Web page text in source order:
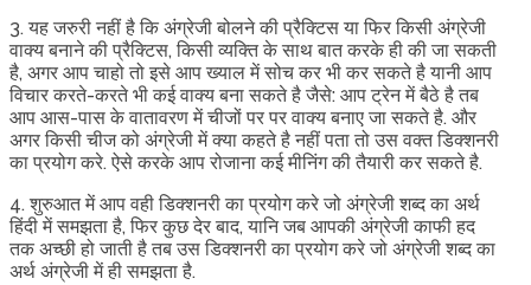
3. यह जरुरी नहीं है कि अंग्रेजी बोलने की प्रैक्टिस या फिर किसी अंग्रेजी
वाक्य बनाने की प्रैक्टिस, किसी व्यक्ति के साथ बात करके ही की जा सकती
है, अगर आप चाहो तो इसे आप ख्याल में सोच कर भी कर सकते है यानी आप
विचार करते-करते भी कई वाक्य बना सकते है जैसे: आप ट्रेन में बैठे है तब
आप आस-पास के वातावरण में चीजों पर पर वाक्य बनाए जा सकते है. और
अगर किसी चीज को अंग्रेजी में क्या कहते है नहीं पता तो उस वक्त डिक्शनरी
का प्रयोग करे. ऐसे करके आप रोजाना कई मीनिंग की तैयारी कर सकते है.
4. शुरुआत में आप वही डिक्शनरी का प्रयोग करे जो अंग्रेजी शब्द का अर्थ
हिंदी में समझता है, फिर कुछ देर बाद, यानि जब आपकी अंग्रेजी काफी हद
तक अच्छी हो जाती है तब उस डिक्शनरी का प्रयोग करे जो अंग्रेजी शब्द का
अर्थ अंग्रेजी में ही समझता है.